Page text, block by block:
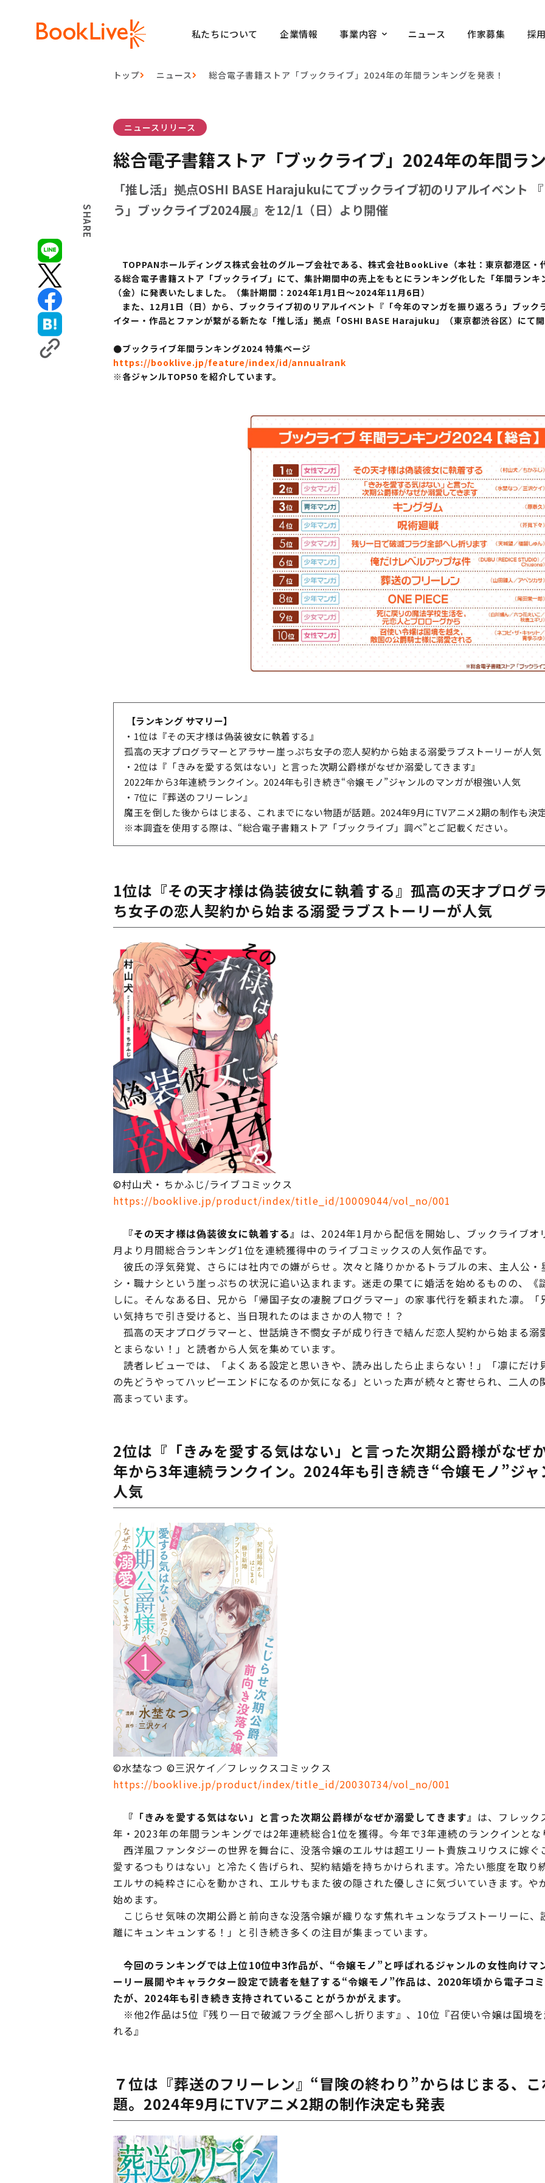
私たちについて 企業情報 事業内容 ニュース 作家募集 採
トップ ニュース 総合電子書籍ストア「ブックライブ」2024年の年間ランキングを発表！
SHARE
ニュースリリース
総合電子書籍ストア「ブックライブ」2024年の年間ラ
「推し活」拠点OSHI BASE Harajukuにてブックライブ初のリアルイベント
う」ブックライブ2024展』を12/1（日）より開催
TOPPANホールディングス株式会社のグループ会社である、株式会社BookLive（本社：東京都港区・
る総合電子書籍ストア「ブックライブ」にて、集計期間中の売上をもとにランキング化した「年間ラン
（金）に発表いたしました。（集計期間：2024年1月1日～2024年11月6日）
また、12月1日（日）から、ブックライブ初のリアルイベント『「今年のマンガを振り返ろう」ブッ
イター・作品とファンが繋がる新たな「推し活」拠点「OSHI BASE Harajuku」（東京都渋谷区）にて
●ブックライブ年間ランキング2024 特集ページ
https://booklive.jp/feature/index/id/annualrank
※各ジャンルTOP50 を紹介しています。
【ランキング サマリー】
・1位は『その天才様は偽装彼女に執着する』
孤高の天才プログラマーとアラサー崖っぷち女子の恋人契約から始まる溺愛ラブストーリーが人気
・2位は『「きみを愛する気はない」と言った次期公爵様がなぜか溺愛してきます』
2022年から3年連続ランクイン。2024年も引き続き“令嬢モノ”ジャンルのマンガが根強い人気
・7位に『葬送のフリーレン』
魔王を倒した後からはじまる、これまでにない物語が話題。2024年9月にTVアニメ2期の制作も決
※本調査を使用する際は、“総合電子書籍ストア「ブックライブ」調べ”とご記載ください。
1位は『その天才様は偽装彼女に執着する』孤高の天才プログ
ち女子の恋人契約から始まる溺愛ラブストーリーが人気
©村山犬・ちかふじ/ライブコミックス
https://booklive.jp/product/index/title_id/10009044/vol_no/001
『その天才様は偽装彼女に執着する』 は、2024年1月から配信を開始し、ブックライブ
月より月間総合ランキング1位を連続獲得中のライブコミックスの人気作品です。
彼氏の浮気発覚、さらには社内での嫌がらせ――。次々と降りかかるトラブルの末、主人公
シ・職ナシという崖っぷちの状況に追い込まれます。迷走の果てに婚活を始めるものの、
しに。そんなある日、兄から「帰国子女の凄腕プログラマー」の家事代行を頼まれた凛。
い気持ちで引き受けると、当日現れたのはまさかの人物で――！？
孤高の天才プログラマーと、世話焼き不憫女子が成り行きで結んだ恋人契約から始まる
とまらない！」と読者から人気を集めています。
読者レビューでは、「よくある設定と思いきや、読み出したら止まらない！」「凛にだ
の先どうやってハッピーエンドになるのか気になる」といった声が続々と寄せられ、二人
高まっています。
2位は『「きみを愛する気はない」と言った次期公爵様がなぜ
年から3年連続ランクイン。2024年も引き続き“令嬢モノ”ジ
人気
©水埜なつ ©三沢ケイ／フレックスコミックス
https://booklive.jp/product/index/title_id/20030734/vol_no/001
『「きみを愛する気はない」と言った次期公爵様がなぜか溺愛してきます』 は、フレック
年・2023年の年間ランキングでは2年連続総合1位を獲得。今年で3年連続のランクインとな
西洋風ファンタジーの世界を舞台に、没落令嬢のエルサは超エリート貴族ユリウスに嫁
愛するつもりはない」と冷たく告げられ、契約結婚を持ちかけられます。冷たい態度を取
エルサの純粋さに心を動かされ、エルサもまた彼の隠された優しさに気づいていきます。
始めます。
こじらせ気味の次期公爵と前向きな没落令嬢が織りなす焦れキュンなラブストーリーに
離にキュンキュンする！」と引き続き多くの注目が集まっています。
今回のランキングでは上位10位中3作品が、“令嬢モノ”と呼ばれるジャンルの女性向け
ーリー展開やキャラクター設定で読者を魅了する“令嬢モノ”作品は、2020年頃から電子コ
たが、2024年も引き続き支持されていることがうかがえます。
※他2作品は5位『残り一日で破滅フラグ全部へし折ります』、10位『召使い令嬢は国境
れる』
７位は『葬送のフリーレン』 “冒険の終わり”からはじまる、
題。2024年9月にTVアニメ2期の制作決定も発表